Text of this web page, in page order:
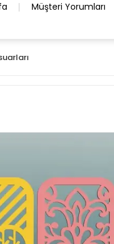
Müşteri Yorumları